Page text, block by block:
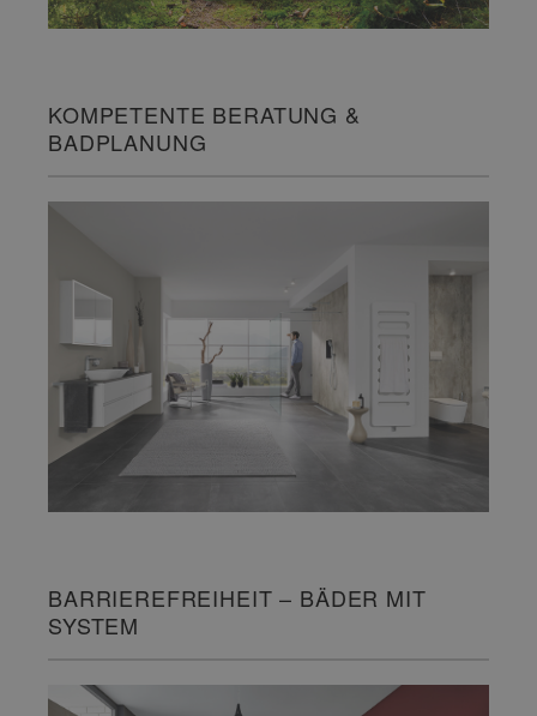
KOMPETENTE BERATUNG &
BADPLANUNG
BARRIEREFREIHEIT – BÄDER MIT
SYSTEM